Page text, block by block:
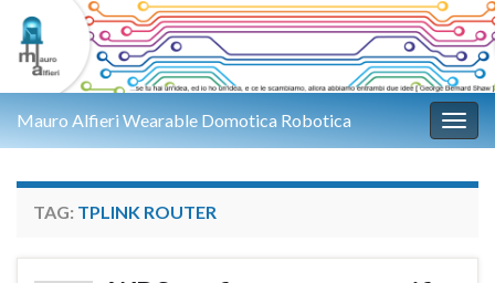
Mauro Alfieri Wearable Domotica Robotica
TAG: TPLINK ROUTER